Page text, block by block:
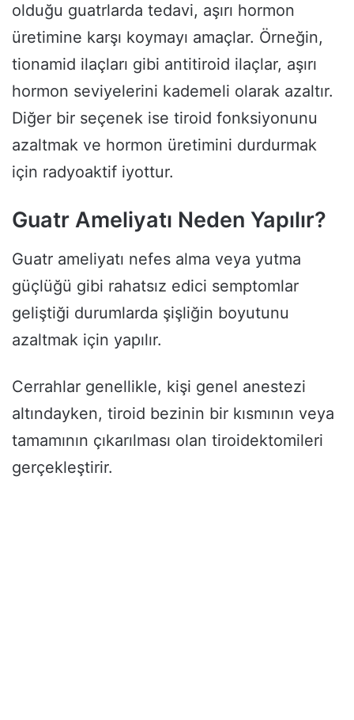
olduğu guatrlarda tedavi, aşırı hormon
üretimine karşı koymayı amaçlar. Örneğin,
tionamid ilaçları gibi antitiroid ilaçlar, aşırı
hormon seviyelerini kademeli olarak azaltır.
Diğer bir seçenek ise tiroid fonksiyonunu
azaltmak ve hormon üretimini durdurmak
için radyoaktif iyottur.
Guatr Ameliyatı Neden Yapılır?
Guatr ameliyatı nefes alma veya yutma
güçlüğü gibi rahatsız edici semptomlar
geliştiği durumlarda şişliğin boyutunu
azaltmak için yapılır.
Cerrahlar genellikle, kişi genel anestezi
altındayken, tiroid bezinin bir kısmının veya
tamamının çıkarılması olan tiroidektomileri
gerçekleştirir.